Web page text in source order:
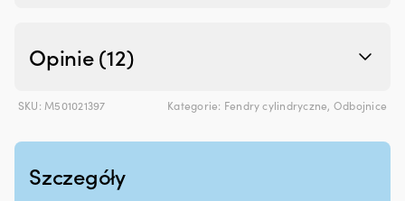
silnikami
benzynowymi
wysokoprężnymi,
DPF
bez
Testowany
Opinie (12)
SKU:M501021397 Kategorie: Fendry cylindryczne, Odbojnice
Szczegóły